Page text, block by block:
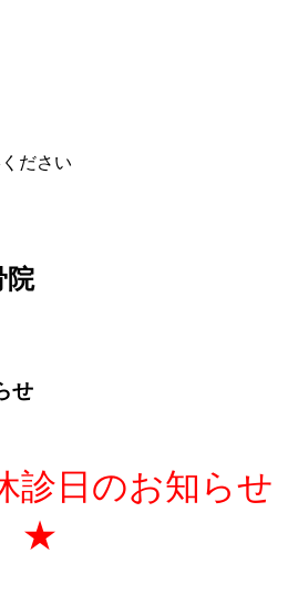
せ
診日のお知らせ
★